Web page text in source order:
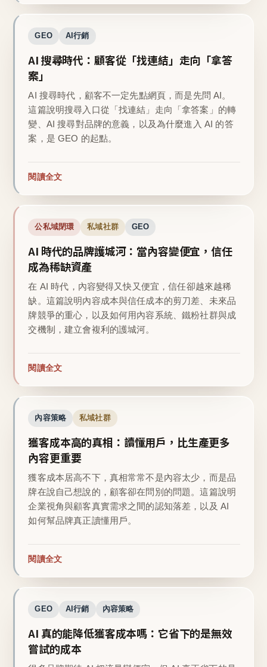
GEO AI行銷
AI 搜尋時代：顧客從「找連結」走向「拿答
案」
AI 搜尋時代，顧客不一定先點網頁，而是先問 AI。
這篇說明搜尋入口從「找連結」走向「拿答案」的轉
變、AI 搜尋對品牌的意義，以及為什麼進入 AI 的答
案，是 GEO 的起點。
閱讀全文
公私域閉環 私域社群 GEO
AI 時代的品牌護城河：當內容變便宜，信任
成為稀缺資產
在 AI 時代，內容變得又快又便宜，信任卻越來越稀
缺。這篇說明內容成本與信任成本的剪刀差、未來品
牌競爭的重心，以及如何用內容系統、鐵粉社群與成
交機制，建立會複利的護城河。
閱讀全文
內容策略 私域社群
獲客成本高的真相：讀懂用戶，比生產更多
內容更重要
獲客成本居高不下，真相常常不是內容太少，而是品
牌在說自己想說的，顧客卻在問別的問題。這篇說明
企業視角與顧客真實需求之間的認知落差，以及 AI
如何幫品牌真正讀懂用戶。
閱讀全文
GEO AI行銷 內容策略
AI 真的能降低獲客成本嗎：它省下的是無效
嘗試的成本